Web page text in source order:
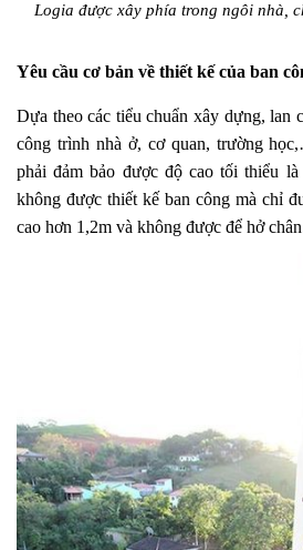
Logia được xây phía trong ngôi nhà,
Yêu cầu cơ bản về thiết kế của ban
Dựa theo các tiểu chuẩn xây dựng, lan
công trình nhà ở, cơ quan, trường
phải đảm bảo được độ cao tối thiểu
không được thiết kế ban công mà chỉ
cao hơn 1,2m và không được để hở